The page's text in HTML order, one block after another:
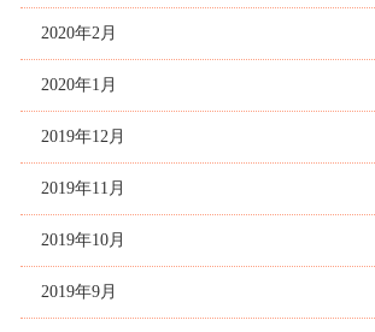
2020年2月
2020年1月
2019年12月
2019年11月
2019年10月
2019年9月